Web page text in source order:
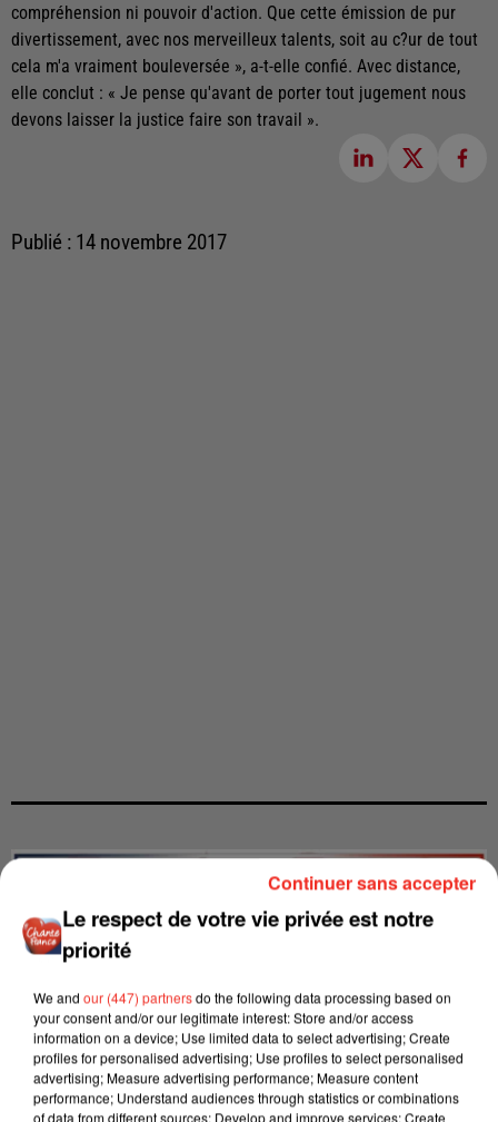
compréhension ni pouvoir d'action. Que cette émission de pur
divertissement, avec nos merveilleux talents, soit au c?ur de tout
cela m'a vraiment bouleversée », a-t-elle confié. Avec distance,
elle conclut : « Je pense qu'avant de porter tout jugement nous
devons laisser la justice faire son travail ».
Publié : 14 novembre 2017
Le respect de votre vie privée est notre
priorité
We and our (447) partnersdo the following data processing based on
your consent and/or our legitimate interest: Store and/or access
information on a device; Use limited data to select advertising; Create
profiles for personalised advertising; Use profiles to select personalised
advertising; Measure advertising performance; Measure content
performance; Understand audiences through statistics or combinations
of data from different sources; Develop and improve services; Create
Continuer sans accepter